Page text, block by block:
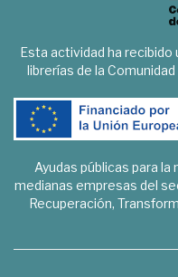
Esta actividad ha recibido
librerías de la
Ayudas públicas para
medianas empresas del
Recuperación,